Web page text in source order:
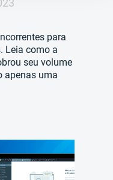
para
Leia como a
seu volume
apenas uma